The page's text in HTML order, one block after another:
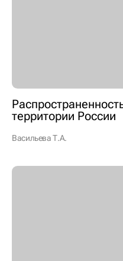
территории России
Васильева Т.А.